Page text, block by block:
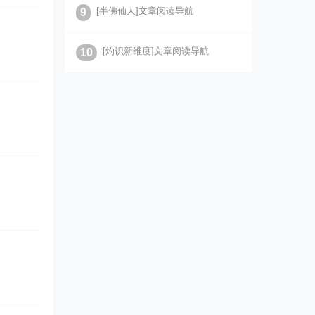
9 [半佛仙人]文章阅读导航
10 [灼识新维度]文章阅读导航